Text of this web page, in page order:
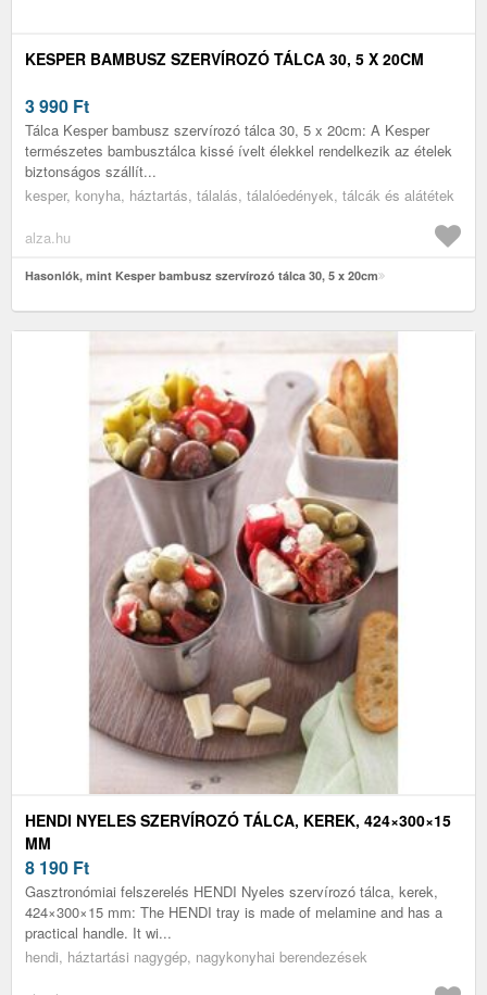
KESPER BAMBUSZ SZERVÍROZÓ TÁLCA 30, 5 X 20CM
3 990 Ft
Tálca Kesper bambusz szervírozó tálca 30, 5 x 20cm: A Kesper
természetes bambusztálca kissé ívelt élekkel rendelkezik az ételek
biztonságos szállít...
kesper, konyha, háztartás, tálalás, tálalóedények, tálcák és alátétek
alza.hu
Hasonlók, mint Kesper bambusz szervírozó tálca 30, 5 x 20cm
HENDI NYELES SZERVÍROZÓ TÁLCA, KEREK, 424×300×15
MM
8 190 Ft
Gasztronómiai felszerelés HENDI Nyeles szervírozó tálca, kerek,
424×300×15 mm: The HENDI tray is made of melamine and has a
practical handle. It wi...
hendi, háztartási nagygép, nagykonyhai berendezések